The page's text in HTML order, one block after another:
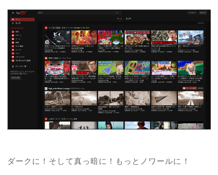
ダークに！そして真っ暗に！もっとノワールに！